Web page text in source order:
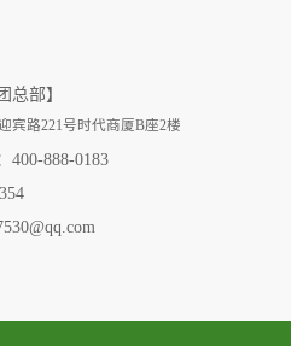
总部】
宾路221号时代商厦B座2楼
400-888-0183